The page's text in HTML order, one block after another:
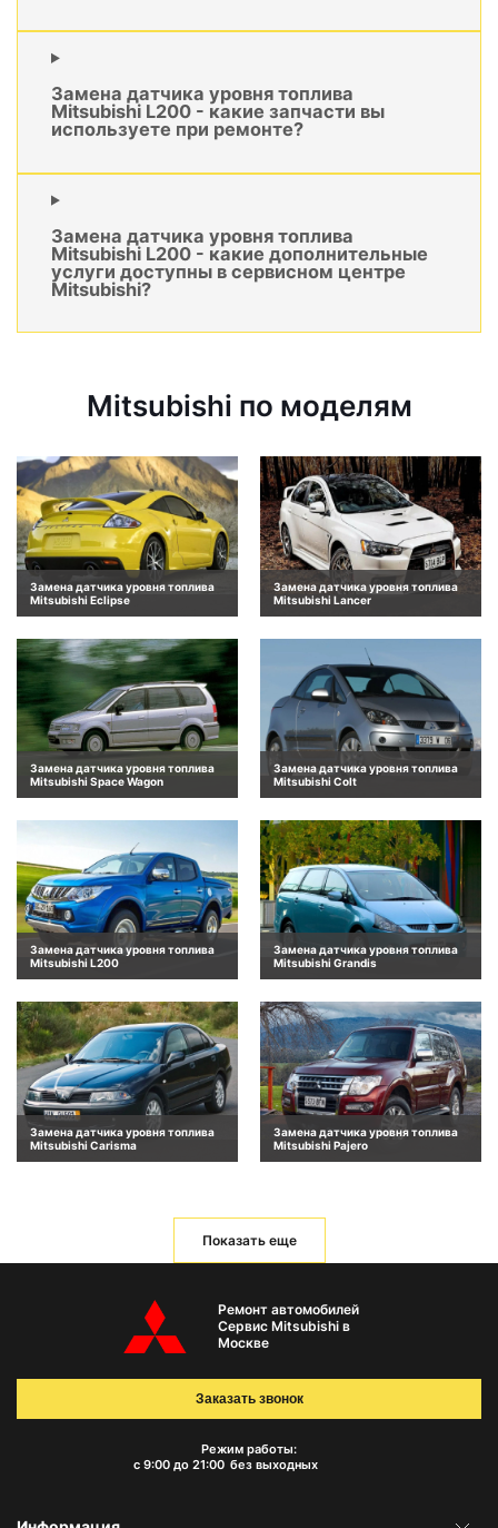
Замена датчика уровня топлива
Mitsubishi L200 - какие запчасти вы
используете при ремонте?
Замена датчика уровня топлива
Mitsubishi L200 - какие дополнительные
услуги доступны в сервисном центре
Mitsubishi?
Mitsubishi по моделям
Замена датчика уровня топлива
Mitsubishi Eclipse
Замена датчика уровня топлива
Mitsubishi Lancer
Замена датчика уровня топлива
Mitsubishi Space Wagon
Замена датчика уровня топлива
Mitsubishi Colt
Замена датчика уровня топлива
Mitsubishi L200
Замена датчика уровня топлива
Mitsubishi Grandis
Замена датчика уровня топлива
Mitsubishi Carisma
Замена датчика уровня топлива
Mitsubishi Pajero
Показать еще
Ремонт автомобилей
Сервис Mitsubishi в
Москве
Режим работы:
с 9:00 до 21:00 без выходных
Заказать звонок